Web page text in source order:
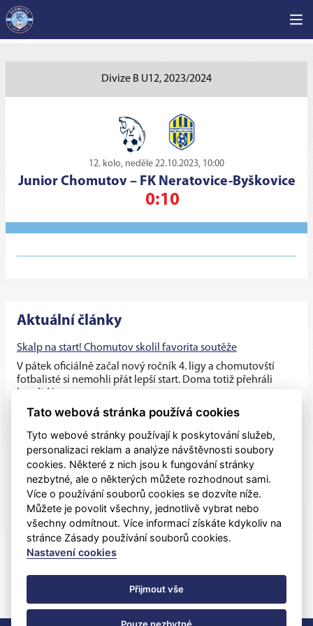
Divize B U12, 2023/2024
12. kolo, neděle 22.10.2023, 10:00
Junior Chomutov– FK Neratovice-Byškovice
0:10
Aktuální články
Skalp na start! Chomutov skolil favorita soutěže
V pátek oficiálně začal nový ročník 4. ligy a chomutovští
fotbalisté si nemohli přát lepší start. Doma totiž přehráli
Hlavní tým Chomutova přichází nedlouho před začátkem
nového ročníku 4. ligy o klíčového hráče a dlouholetou
klubovou oporu....
Těsná prohra v generálce s rezervou Dukly
Chomutovští fotbalisté v posledním přípravném utkání před
ostrými zápasy nestačili na třetiligovou pražskou Duklu B, se
kterou v...
Tato webová stránka používá cookies
Tyto webové stránky používají k poskytování služeb,
personalizaci reklam a analýze návštěvnosti soubory
cookies. Některé z nich jsou k fungování stránky
nezbytné, ale o některých můžete rozhodnout sami.
Více o používání souborů cookies se dozvíte níže.
Můžete je povolit všechny, jednotlivě vybrat nebo
všechny odmítnout. Více informací získáte kdykoliv na
stránce Zásady používání souborů cookies.
Nastavení cookies
Přijmout vše
Pouze nezbytné